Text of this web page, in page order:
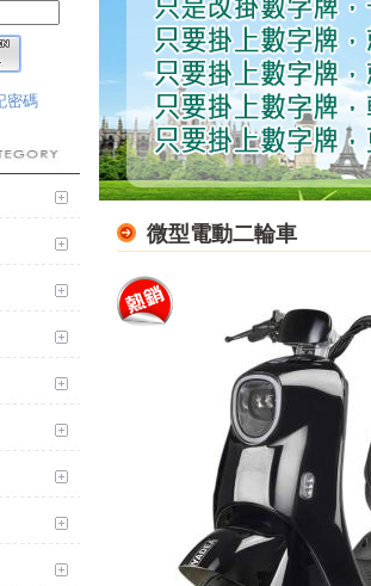
密碼
微型電動二輪車